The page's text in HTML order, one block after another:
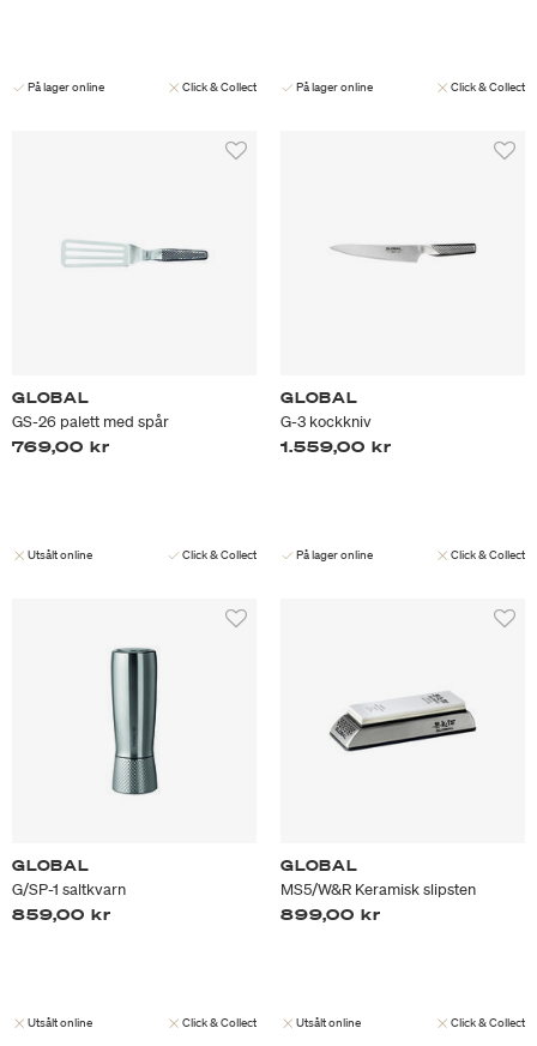
På lager online Click & Collect På lager online Click & Collect
GLOBAL
GS-26 palett med spår
769,00 kr
Utsålt online Click & Collect
GLOBAL
G-3 kockkniv
1.559,00 kr
På lager online Click & Collect
GLOBAL
G/SP-1 saltkvarn
859,00 kr
Utsålt online Click & Collect
GLOBAL
MS5/W&R Keramisk slipsten
899,00 kr
Utsålt online Click & Collect